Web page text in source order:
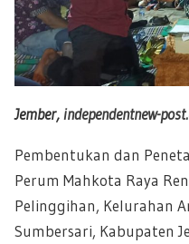
Jember,independentnew-
Pembentukan dan
Perum Mahkota Raya
Pelinggihan, Kelurahan
Sumbersari, Kabupaten